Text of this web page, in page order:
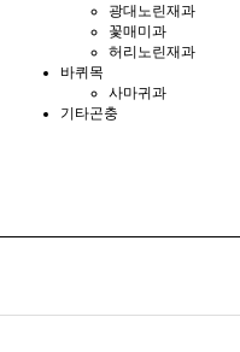
광대노린재과
꽃매미과
허리노린재과
바퀴목
사마귀과
기타곤충